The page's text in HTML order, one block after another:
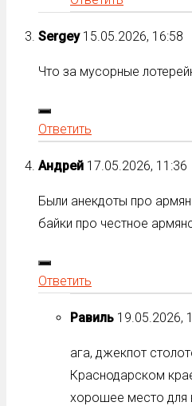
Sergey 15.05.2026, 16:58
Что за мусорные
Ответить
Андрей 17.05.2026, 11:36
Были анекдоты про
байки про честное
Ответить
Равиль 19.05.2026,
ага, джекпот
Краснодарском
хорошее место для